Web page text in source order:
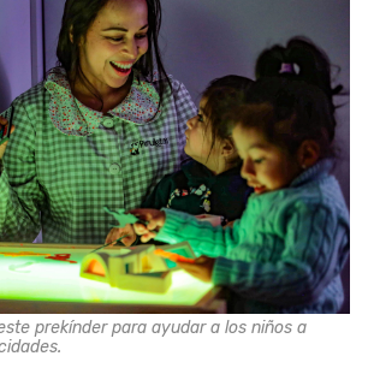
prekínder para ayudar a los niños a